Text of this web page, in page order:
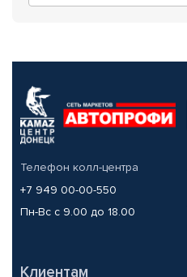
Телефон колл-центра
+7 949 00-00-550
Пн-Вс с 9.00 до 18.00
Клиентам